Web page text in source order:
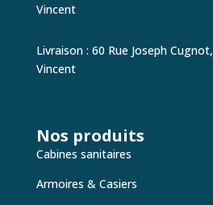
Vincent
Livraison : 60 Rue Joseph Cugnot,
Vincent
Nos produits
Cabines sanitaires
Armoires & Casiers